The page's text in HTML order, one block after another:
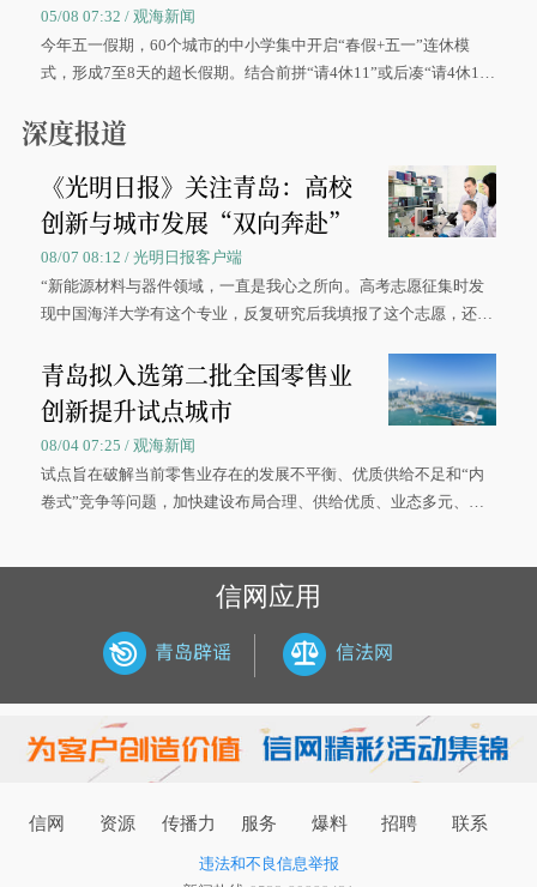
05/08 07:32 / 观海新闻
今年五一假期，60个城市的中小学集中开启“春假+五一”连休模
式，形成7至8天的超长假期。结合前拼“请4休11”或后凑“请4休1
深度报道
《光明日报》关注青岛：高校
创新与城市发展“双向奔赴”
08/07 08:12 / 光明日报客户端
“新能源材料与器件领域，一直是我心之所向。高考志愿征集时发
现中国海洋大学有这个专业，反复研究后我填报了这个志愿，还真
大学材料科学与工程学院材料类专业的录取通知书。
青岛拟入选第二批全国零售业
创新提升试点城市
08/04 07:25 / 观海新闻
试点旨在破解当前零售业存在的发展不平衡、优质供给不足和“内
卷式”竞争等问题，加快建设布局合理、供给优质、业态多元、智
信网应用
信网 资源 传播力 服务 爆料 招聘 联系
违法和不良信息举报